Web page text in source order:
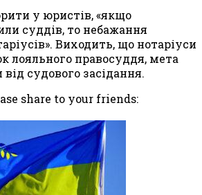
у юристів, «якщо
суддів, то небажання
Виходить, що нотаріуси
лояльного правосуддя, мета
судового засідання.
share to your friends: